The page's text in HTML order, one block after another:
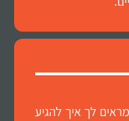
לך איך להגיע